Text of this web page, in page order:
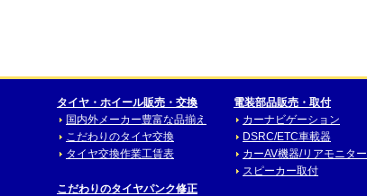
タイヤ・ホイール販売・交換
国内外メーカー豊富な品揃え
こだわりのタイヤ交換
タイヤ交換作業工賃表
こだわりのタイヤパンク修正
電装部品販売・取付
カーナビゲーション
DSRC/ETC車載器
カーAV機器/リアモニター
スピーカー取付